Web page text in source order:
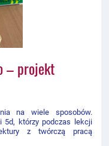
– projekt
na wiele sposobów.
5d, którzy podczas lekcji
z twórczą pracą